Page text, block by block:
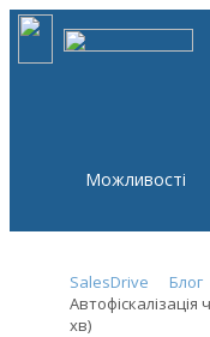
Можливості
SalesDrive
Блог
хв)